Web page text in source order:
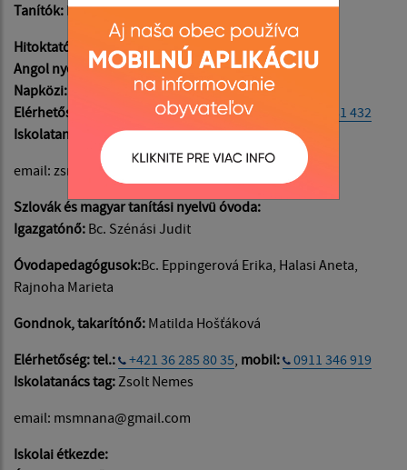
Tanítók: Mgr. Végh Ildikó, PaedDr. Anita Szúnyogh
Hitoktató:
PeadDr. Ugrik Angelika
Angol nyelv: Mgr. Karin Valašeková, PhD.
Napközi: Babiák Veronika, Mgr. Viktória Pócs
Elérhetőség: tel.:
+421 36 285 80 34,mobil:
0911 281 432
Iskolatanács tag:Bc. Silvia Valentová
email: zsnana@¸gmail.com
Szlovák és magyar tanítási nyelvü óvoda:
Igazgatónő: Bc. Szénási Judit
Óvodapedagógusok:Bc. Eppingerová Erika, Halasi Aneta,
Rajnoha Marieta
Gondnok, takarítónő: Matilda Hošťáková
Elérhetőség: tel.:
+421 36 285 80 35, mobil:
0911 346 919
Iskolatanács tag:Zsolt Nemes
email: msmnana@gmail.com
Iskolai étkezde: